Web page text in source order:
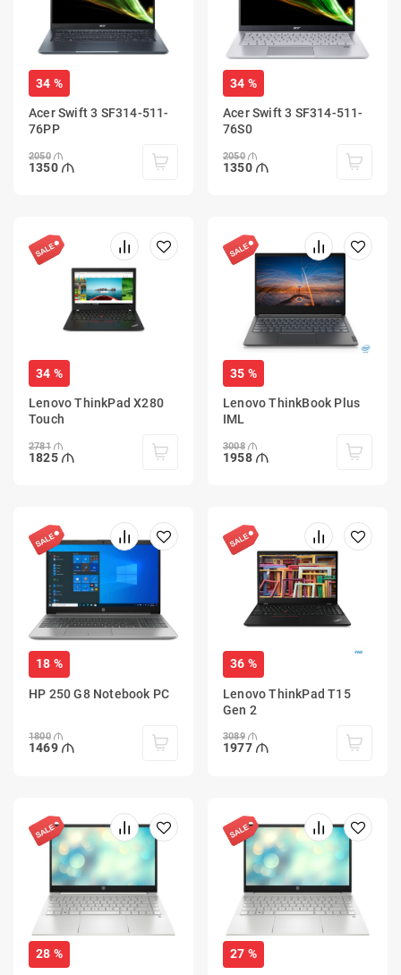
34 %
Acer Swift 3 SF314-511-
76PP
2050
1350
34 %
Acer Swift 3 SF314-511-
76S0
2050
1350
34 %
Lenovo ThinkPad X280
Touch
2781
1825
35 %
Lenovo ThinkBook Plus
IML
3008
1958
18 %
HP 250 G8 Notebook PC
1800
1469
36 %
Lenovo ThinkPad T15
Gen 2
3089
1977
28 % 27 %